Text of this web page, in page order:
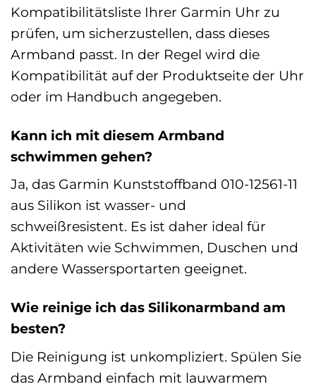
Kompatibilitätsliste Ihrer Garmin Uhr zu
prüfen, um sicherzustellen, dass dieses
Armband passt. In der Regel wird die
Kompatibilität auf der Produktseite der Uhr
oder im Handbuch angegeben.
Kann ich mit diesem Armband
schwimmen gehen?
Ja, das Garmin Kunststoffband 010-12561-11
aus Silikon ist wasser- und
schweißresistent. Es ist daher ideal für
Aktivitäten wie Schwimmen, Duschen und
andere Wassersportarten geeignet.
Wie reinige ich das Silikonarmband am
besten?
Die Reinigung ist unkompliziert. Spülen Sie
das Armband einfach mit lauwarmem